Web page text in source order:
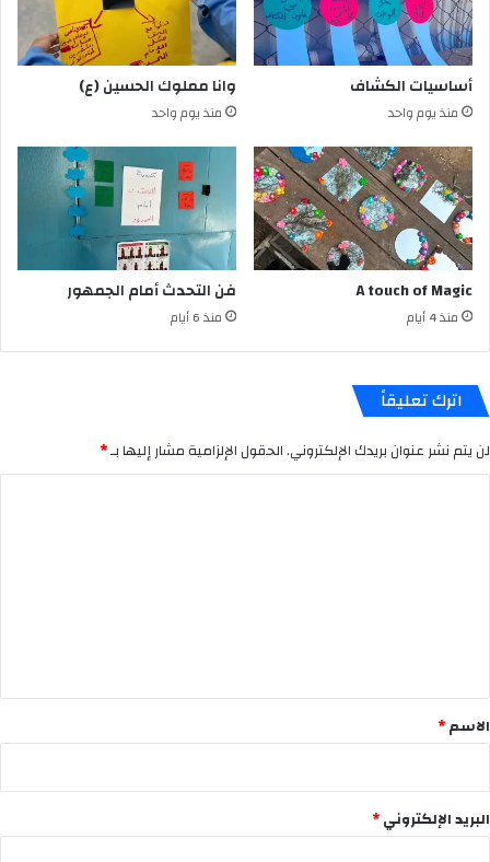
أساسيات الكشاف
منذ يوم واحد
وانا مملوك الحسين (ع)
منذ يوم واحد
A touch of Magic
منذ 4 أيام
فن التحدث أمام الجمهور
منذ 6 أيام
اترك تعليقاً
لن يتم نشر عنوان بريدك الإلكتروني.الحقول الإلزامية مشار إليها بـ*
*
الاسم*
البريد الإلكتروني*